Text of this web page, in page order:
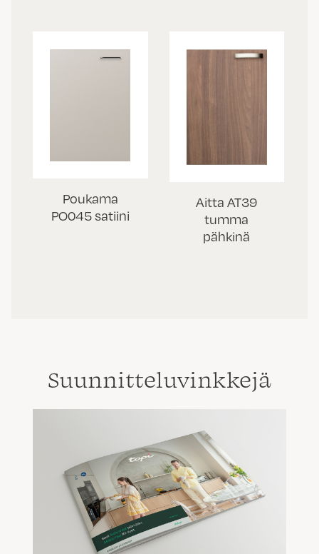
Poukama
PO045 satiini
Aitta AT39
tumma
pähkinä
Suunnittelu­vinkkejä